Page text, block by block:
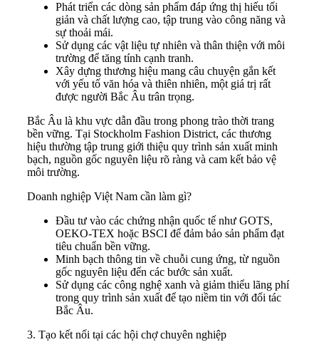
Phát triển các dòng sản phẩm đáp ứng thị hiếu tối
giản và chất lượng cao, tập trung vào công năng và
sự thoải mái.
Sử dụng các vật liệu tự nhiên và thân thiện với môi
trường để tăng tính cạnh tranh.
Xây dựng thương hiệu mang câu chuyện gắn kết
với yếu tố văn hóa và thiên nhiên, một giá trị rất
được người Bắc Âu trân trọng.
Bắc Âu là khu vực dẫn đầu trong phong trào thời trang
bền vững. Tại Stockholm Fashion District, các thương
hiệu thường tập trung giới thiệu quy trình sản xuất minh
bạch, nguồn gốc nguyên liệu rõ ràng và cam kết bảo vệ
môi trường.
Doanh nghiệp Việt Nam cần làm gì?
Đầu tư vào các chứng nhận quốc tế như GOTS,
OEKO-TEX hoặc BSCI để đảm bảo sản phẩm đạt
tiêu chuẩn bền vững.
Minh bạch thông tin về chuỗi cung ứng, từ nguồn
gốc nguyên liệu đến các bước sản xuất.
Sử dụng các công nghệ xanh và giảm thiểu lãng phí
trong quy trình sản xuất để tạo niềm tin với đối tác
Bắc Âu.
3. Tạo kết nối tại các hội chợ chuyên nghiệp